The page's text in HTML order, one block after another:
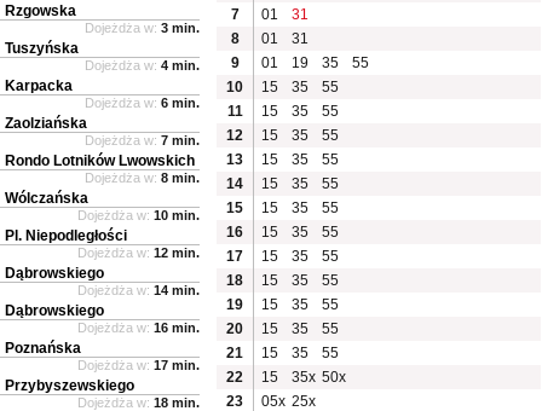
7
01
31
8
01
31
9
01 19 35
55
10
15 35
55
11
15 35
55
12
15 35
55
13
15 35
55
14
15 35
55
15
15 35
55
16
15 35
55
17
15 35
55
18
15 35
55
19
15 35
55
20
15 35
55
21
15 35
55
22
15 35x 50x
23
05x 25x
Rzgowska
Dojeżdża w: 3 min.
Tuszyńska
Dojeżdża w: 4 min.
Karpacka
Dojeżdża w: 6 min.
Zaolziańska
Dojeżdża w: 7 min.
Rondo Lotników Lwowskich
Dojeżdża w: 8 min.
Wólczańska
Dojeżdża w: 10 min.
Pl. Niepodległości
Dojeżdża w: 12 min.
Dąbrowskiego
Dojeżdża w: 14 min.
Dąbrowskiego
Dojeżdża w: 16 min.
Poznańska
Dojeżdża w: 17 min.
Przybyszewskiego
Dojeżdża w: 18 min.